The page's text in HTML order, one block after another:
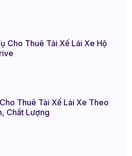
Cho Thuê Tài Xế Lái Xe Hộ
Thuê Tài Xế Lái Xe Theo
Chất Lượng